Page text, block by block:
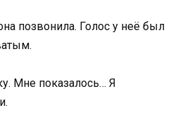
позвонила. Голос у неё был
Мне показалось… Я